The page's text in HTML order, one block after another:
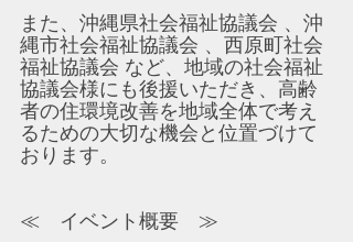
また、沖縄県社会福祉協議会 、沖
縄市社会福祉協議会 、西原町社会
福祉協議会 など、地域の社会福祉
協議会様にも後援いただき、高齢
者の住環境改善を地域全体で考え
るための大切な機会と位置づけて
おります。
≪　イベント概要　≫